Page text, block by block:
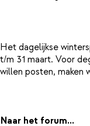
Het dagelijkse
t/m 31 maart. Voor
willen posten, maken
Naar het forum...